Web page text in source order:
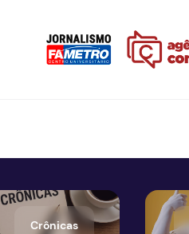
Crônicas